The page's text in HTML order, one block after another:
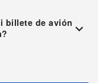
billete de avión